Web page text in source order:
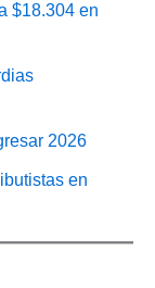
$18.304 en
2026
en